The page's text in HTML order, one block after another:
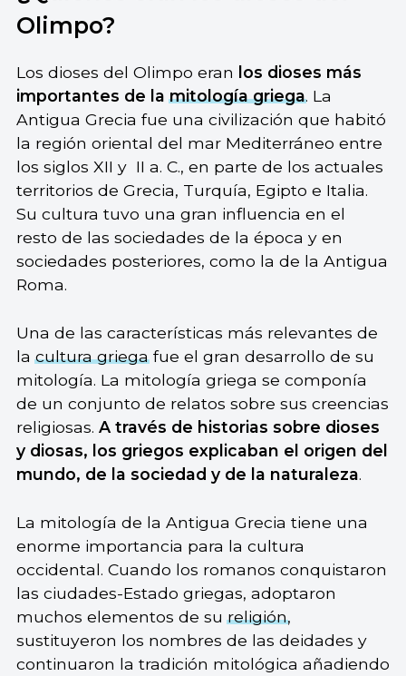
Olimpo?
Los dioses del Olimpo eran
los dioses más
importantes de lamitología griega. La
Antigua Grecia fue una civilización que habitó
la región oriental del mar Mediterráneo entre
los siglos XII y II a. C., en parte de los actuales
territorios de Grecia, Turquía, Egipto e Italia.
Su cultura tuvo una gran influencia en el
resto de las sociedades de la época y en
sociedades posteriores, como la de la Antigua
Roma.
Una de las características más relevantes de
lacultura griegafue el gran desarrollo de su
mitología. La mitología griega se componía
de un conjunto de relatos sobre sus creencias
religiosas. A través de historias sobre dioses
y diosas, los griegos explicaban el origen del
mundo, de la sociedad y de la naturaleza.
La mitología de la Antigua Grecia tiene una
enorme importancia para la cultura
occidental. Cuando los romanos conquistaron
las ciudades-Estado griegas, adoptaron
muchos elementos de sureligión,
sustituyeron los nombres de las deidades y
continuaron la tradición mitológica añadiendo